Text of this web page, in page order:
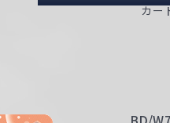
カー